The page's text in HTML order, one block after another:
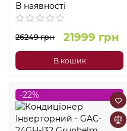
В наявності
26249 грн 21999 грн
В кошик
-22%